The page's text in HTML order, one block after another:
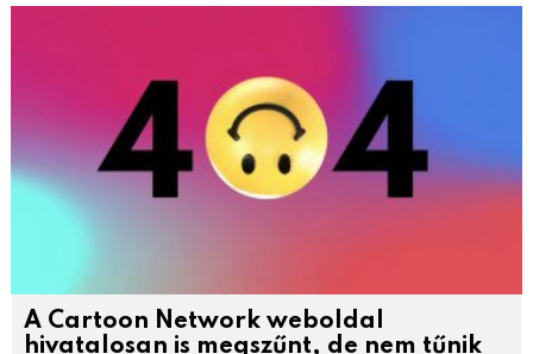
A Cartoon Network weboldal
hivatalosan is megszűnt, de nem tűnik